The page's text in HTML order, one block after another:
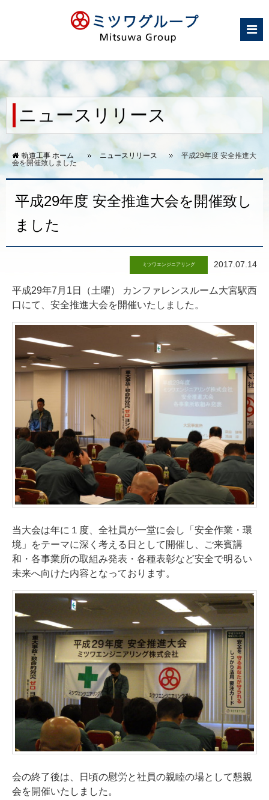
ニュースリリース
軌道工事 ホーム ニュースリリース
平成29年度 安全推進大
会を開催致しました
平成29年度 安全推進大会を開催致し
ました
ミツワエンジニアリング 2017.07.14
平成29年7月1日（土曜） カンファレンスルーム大宮駅西
口にて、安全推進大会を開催いたしました。
当大会は年に１度、全社員が一堂に会し「安全作業・環
境」をテーマに深く考える日として開催し、ご来賓講
和・各事業所の取組み発表・各種表彰など安全で明るい
未来へ向けた内容となっております。
会の終了後は、日頃の慰労と社員の親睦の場として懇親
会を開催いたしました。